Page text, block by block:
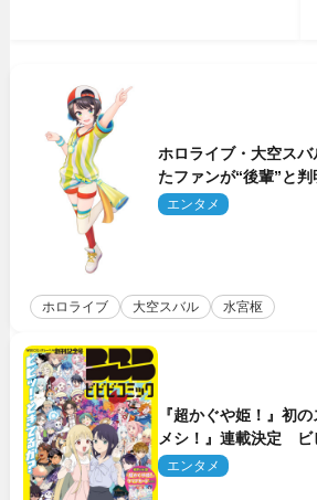
ホロライブ・大空ス
たファンが“後輩”と
のときの？」
エンタメ
ホロライブ 大空スバル 水宮枢
『超かぐや姫！』初
メシ！』連載決定 ビ
作品一挙公開
エンタメ